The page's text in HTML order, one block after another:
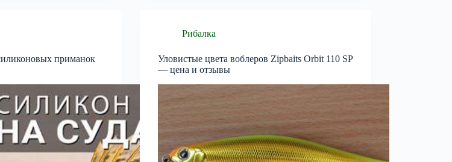
приманок
Рибалка
Уловистые цвета воблеров Zipbaits Orbit 110 SP
— цена и отзывы